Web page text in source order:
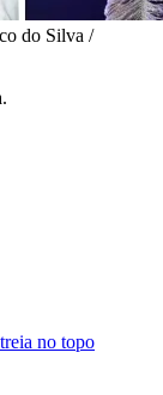
do Silva /
no topo